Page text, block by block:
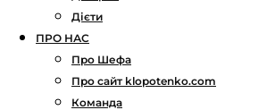
Дієти
ПРО НАС
Про Шефа
Про сайт klopotenko.com
Команда